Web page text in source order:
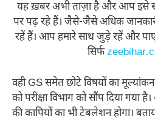
यह ख़बर अभी ताज़ा है और आप इसे
पर पढ़ रहे हैं। जैसे-जैसे अधिक
रहें हैं। आप हमारे साथ जुड़े रहें और
सिर्फ
वही GS समेत छोटे विषयों का मूल्यांकन
को परीक्षा विभाग को सौंप दिया गया
की कापियों का भी टेबलेशन होगा।